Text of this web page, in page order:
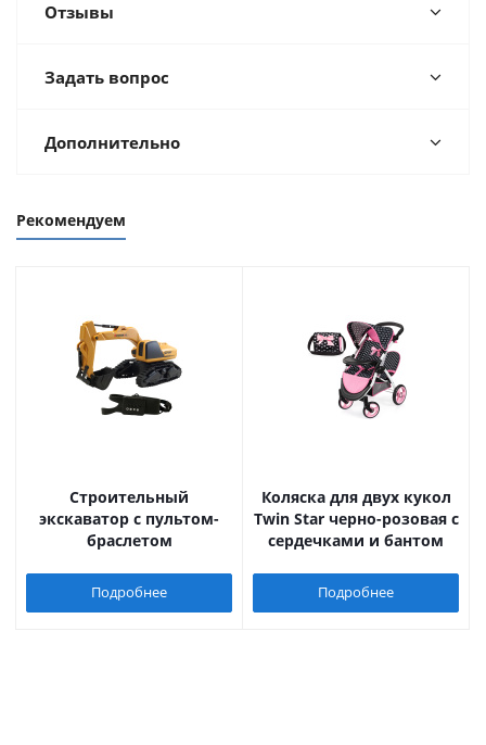
Отзывы
Задать вопрос
Дополнительно
Рекомендуем
Строительный
экскаватор с пультом-
браслетом
Подробнее
Коляска для двух кукол
Twin Star черно-розовая с
сердечками и бантом
Подробнее